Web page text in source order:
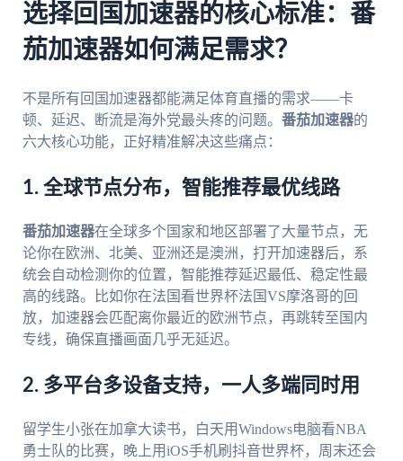
选择回国加速器的核心标准：番
茄加速器如何满足需求？
不是所有回国加速器都能满足体育直播的需求——卡
顿、延迟、断流是海外党最头疼的问题。 番茄加速器的
六大核心功能，正好精准解决这些痛点：
1. 全球节点分布，智能推荐最优线路
番茄加速器在全球多个国家和地区部署了大量节点，无
论你在欧洲、北美、亚洲还是澳洲，打开加速器后，系
统会自动检测你的位置，智能推荐延迟最低、稳定性最
高的线路。比如你在法国看世界杯法国VS摩洛哥的回
放，加速器会匹配离你最近的欧洲节点，再跳转至国内
专线，确保直播画面几乎无延迟。
2. 多平台多设备支持，一人多端同时用
留学生小张在加拿大读书，白天用Windows电脑看NBA
勇士队的比赛，晚上用iOS手机刷抖音世界杯，周末还会